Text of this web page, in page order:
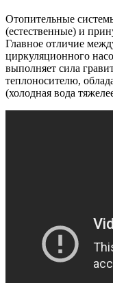
Отопительные
(естественные) и
Главное отличие
циркуляционного
выполняет сила
теплоносителю,
(холодная вода